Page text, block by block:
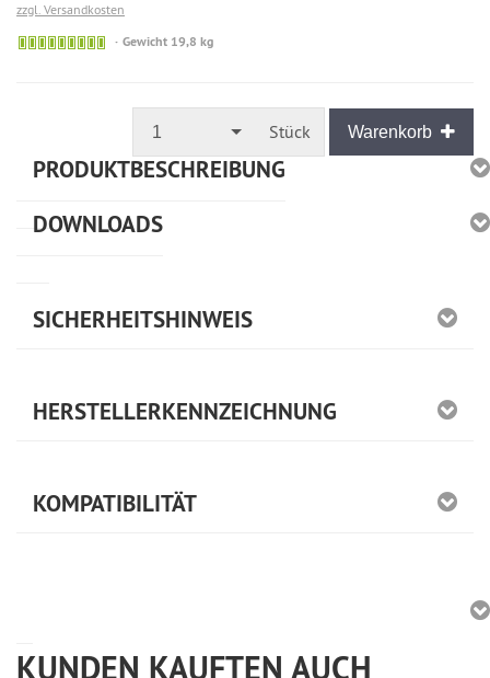
zzgl. Versandkosten
🟢 Gewicht 19,8 kg
1 Stück Warenkorb
PRODUKTBESCHREIBUNG
DOWNLOADS
SICHERHEITSHINWEIS
HERSTELLERKENNZEICHNUNG
KOMPATIBILITÄT
KUNDEN KAUFTEN AUCH